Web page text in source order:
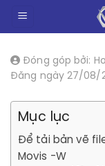
dungĐóng góp bởi:
Đăng ngày 27/08/
Mục lục
Để tải bản vẽ
Movis -W